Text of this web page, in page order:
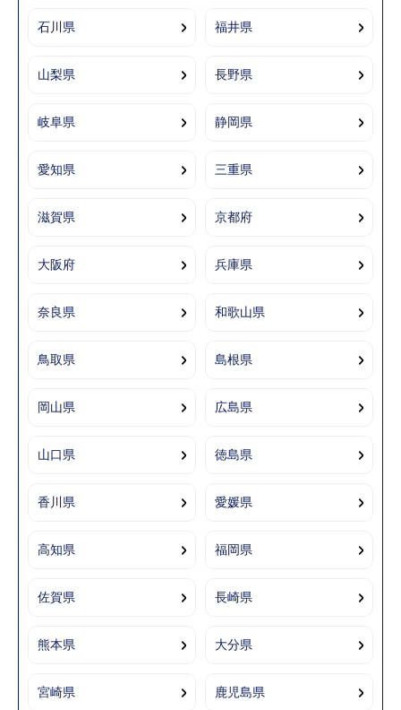
石川県 福井県
山梨県 長野県
岐阜県 静岡県
愛知県 三重県
滋賀県 京都府
大阪府 兵庫県
奈良県 和歌山県
鳥取県 島根県
岡山県 広島県
山口県 徳島県
香川県 愛媛県
高知県 福岡県
佐賀県 長崎県
熊本県 大分県
宮崎県 鹿児島県